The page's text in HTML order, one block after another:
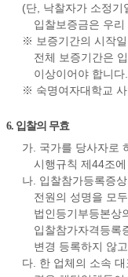
(단, 낙찰자가 소정기
입찰보증금은 우
※ 보증기간의 시작일
전체 보증기간은
이상이어야 합니다.
※ 숙명여자대학교
6. 입찰의 무효
가. 국가를 당사자로
시행규칙 제44조에
나. 입찰참가등록증
전원의 성명을 모
법인등기부등본상
입찰참가자격등록
변경 등록하지 않
다. 한 업체의 소속